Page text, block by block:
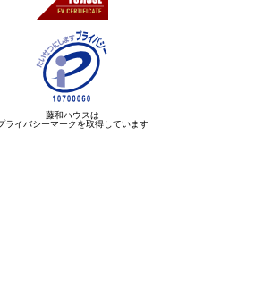
藤和ハウスは
ライバシーマークを取得しています